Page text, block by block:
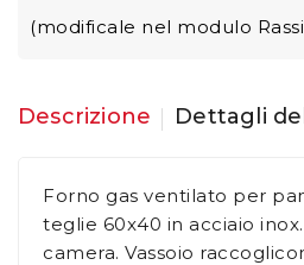
(modificale nel modulo
Descrizione Dettagli
Forno gas ventilato per
teglie 60x40 in acciaio
camera. Vassoio